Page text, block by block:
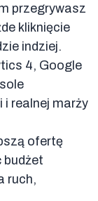
przegrywasz
kliknięcie
indziej.
4, Google
i realnej marży
ofertę
budżet
ruch,